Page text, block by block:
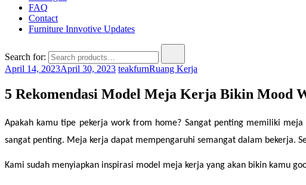
FAQ
Contact
Furniture Innvotive Updates
Search for:
April 14, 2023April 30, 2023 teakfurnRuang Kerja
5 Rekomendasi Model Meja Kerja Bikin Mood
Apakah kamu tipe pekerja work from home? Sangat penting memiliki
sangat penting. Meja kerja dapat mempengaruhi semangat dalam bekerja.
Kami sudah menyiapkan inspirasi model meja kerja yang akan bikin kamu